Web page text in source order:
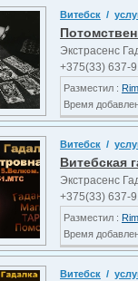
Витебск /
Экстрасенс
+375(33) 637-
Разместил :
Время
Витебск /
Витебская
Экстрасенс
+375(33) 637-
Разместил :
Время
Витебск /